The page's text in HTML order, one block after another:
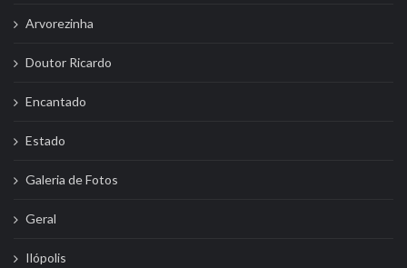
Arvorezinha
Doutor Ricardo
Encantado
Estado
Galeria de Fotos
Geral
Ilópolis